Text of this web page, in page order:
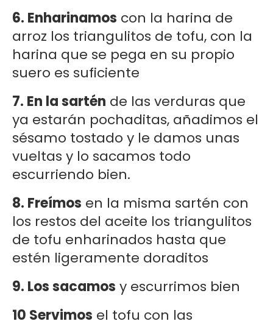
6. Enharinamos con la harina de
arroz los triangulitos de tofu, con la
harina que se pega en su propio
suero es suficiente
7. En la sartén de las verduras que
ya estarán pochaditas, añadimos el
sésamo tostado y le damos unas
vueltas y lo sacamos todo
escurriendo bien.
8. Freímos en la misma sartén con
los restos del aceite los triangulitos
de tofu enharinados hasta que
estén ligeramente doraditos
9. Los sacamos y escurrimos bien
10 Servimos el tofu con las